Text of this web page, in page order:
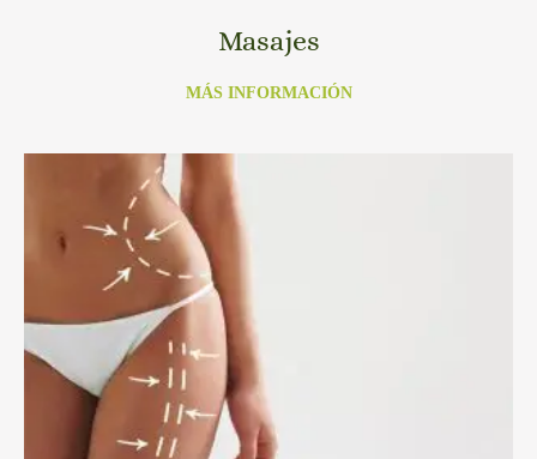
Masajes
MÁS INFORMACIÓN